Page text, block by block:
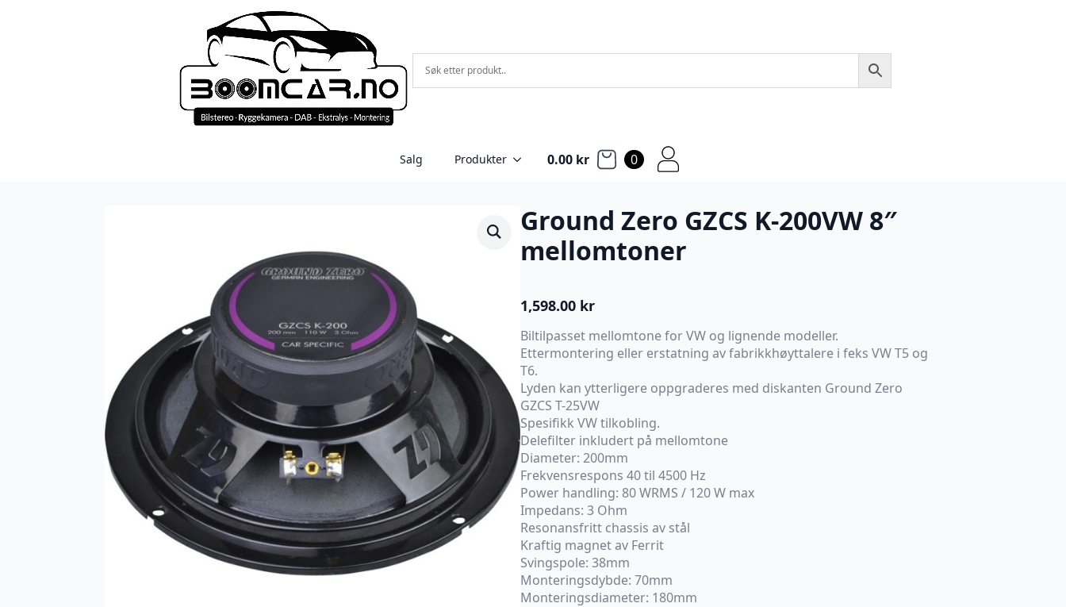
Salg Produkter 0.00 kr 0
Ground Zero GZCS K-200VW 8″
mellomtoner
1,598.00 kr
Biltilpasset mellomtone for VW og lignende modeller.
Ettermontering eller erstatning av fabrikkhøyttalere i feks VW T5 og
T6.
Lyden kan ytterligere oppgraderes med diskanten Ground Zero
GZCS T-25VW
Spesifikk VW tilkobling.
Delefilter inkludert på mellomtone
Diameter: 200mm
Frekvensrespons 40 til 4500 Hz
Power handling: 80 WRMS / 120 W max
Impedans: 3 Ohm
Resonansfritt chassis av stål
Kraftig magnet av Ferrit
Svingspole: 38mm
Monteringsdybde: 70mm
Monteringsdiameter: 180mm